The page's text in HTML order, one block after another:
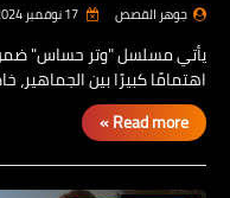
جوهر القصص
يأتي مسلسل "وتر حساس" ضمن
اهتمامًا كبيرًا بين الجماهير،
Read more »